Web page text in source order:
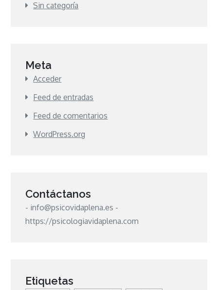
Sin categoría
Meta
Acceder
Feed de entradas
Feed de comentarios
WordPress.org
Contáctanos
- info@psicovidaplena.es -
https://psicologiavidaplena.com
Etiquetas